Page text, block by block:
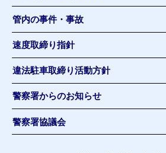
管内の事件・事故
速度取締り指針
違法駐車取締り活動方針
警察署からのお知らせ
警察署協議会